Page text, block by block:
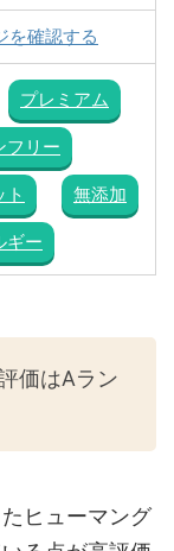
を確認する
プレミアム
フリー
ト 無添加
ギー
価はAラン
ヒューマング